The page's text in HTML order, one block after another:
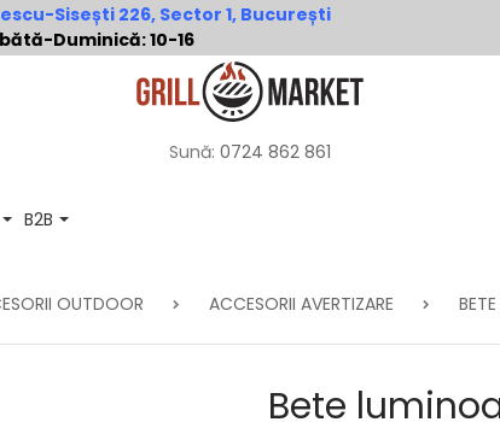
Sisești 226, Sector 1, București
Duminică: 10-16
Sună: 0724 862 861
B2B
OUTDOOR ACCESORII AVERTIZARE
Bete